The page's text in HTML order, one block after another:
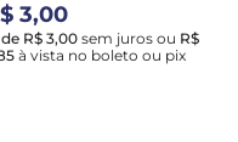
3,00
de R$ 3,00sem juros ou R$
à vista no boleto ou pix